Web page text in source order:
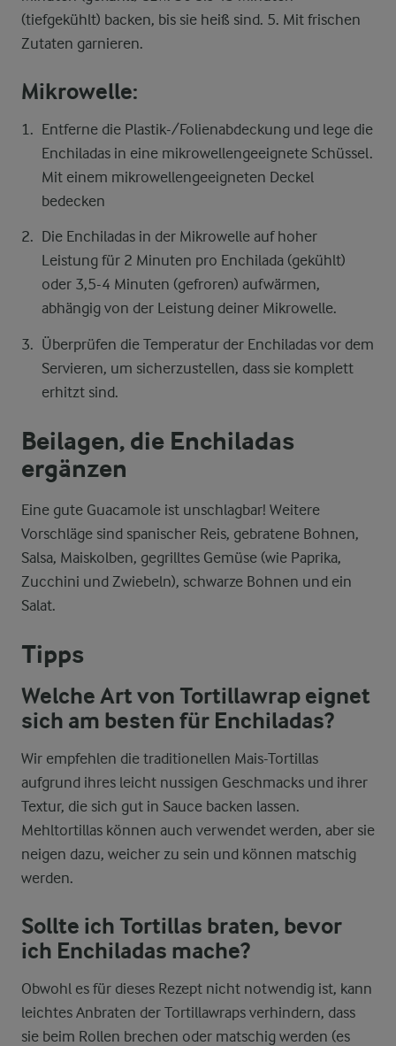
(tiefgekühlt) backen, bis sie heiß sind. 5. Mit frischen
Zutaten garnieren.
Mikrowelle:
Entferne die Plastik-/Folienabdeckung und lege die
Enchiladas in eine mikrowellengeeignete Schüssel.
Mit einem mikrowellengeeigneten Deckel
bedecken
Die Enchiladas in der Mikrowelle auf hoher
Leistung für 2 Minuten pro Enchilada (gekühlt)
oder 3,5-4 Minuten (gefroren) aufwärmen,
abhängig von der Leistung deiner Mikrowelle.
Überprüfen die Temperatur der Enchiladas vor dem
Servieren, um sicherzustellen, dass sie komplett
erhitzt sind.
Beilagen, die Enchiladas
ergänzen
Eine gute Guacamole ist unschlagbar! Weitere
Vorschläge sind spanischer Reis, gebratene Bohnen,
Salsa, Maiskolben, gegrilltes Gemüse (wie Paprika,
Zucchini und Zwiebeln), schwarze Bohnen und ein
Salat.
Tipps
Welche Art von Tortillawrap eignet
sich am besten für Enchiladas?
Wir empfehlen die traditionellen Mais-Tortillas
aufgrund ihres leicht nussigen Geschmacks und ihrer
Textur, die sich gut in Sauce backen lassen.
Mehltortillas können auch verwendet werden, aber sie
neigen dazu, weicher zu sein und können matschig
werden.
Sollte ich Tortillas braten, bevor
ich Enchiladas mache?
Obwohl es für dieses Rezept nicht notwendig ist, kann
leichtes Anbraten der Tortillawraps verhindern, dass
sie beim Rollen brechen oder matschig werden (es